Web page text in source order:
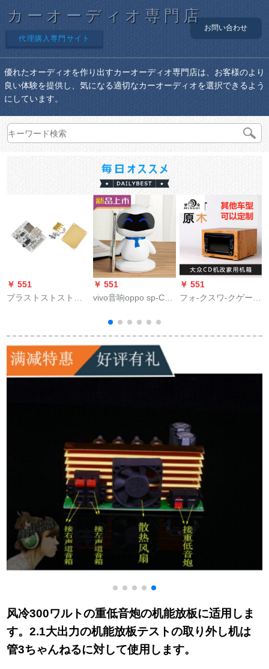
カーオーディオ専門店
代理購入専門サイト
お問い合わせ
優れたオーディオを作り出すカーオーディオ専門店は、お客様のより
良い体験を提供し、気になる適切なカーオーディオを選択できるよう
にしています。
￥ 551
ブラストストストス
ルの不可逆車載スピ
カはブラストであ
る。回路基板のブラ
ストである。トゥル
￥ 551
vivo音响oppo sp-Con
漫画のミニのケーブ
ルの赠り物の音响の
ブロックストールス
の音响のSN 2382小
さいV侠客-科学技术
￥ 551
フォ-クスワ-クゲーム
トリアディボス12 V
风冷300ワルトの重低音炮の机能放板に适用しま
す。2.1大出力の机能放板テストの取り外し机は
管3ちゃんねるに対して使用します。